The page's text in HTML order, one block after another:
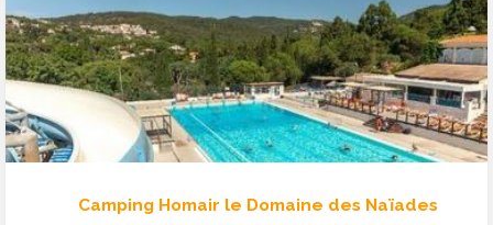
Camping Homair le Domaine des Naïades